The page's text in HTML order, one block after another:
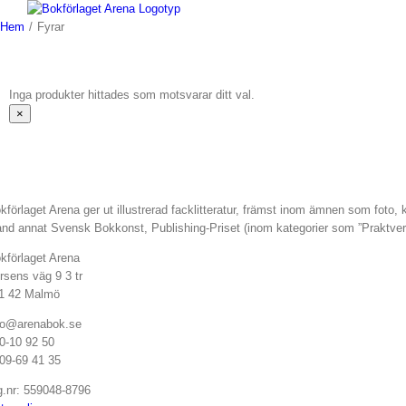
Fortsätt
till
Hem / Fyrar
Inga produkter hittades som motsvarar ditt val.
Stäng
snabbvy
×
Arena ger ut illustrerad facklitteratur, främst inom ämnen som
annat Svensk Bokkonst, Publishing-Priset (inom kategorier som
Arena
väg 9 3 tr
42 Malmö
10 92 50
69 41 35
559048-8796